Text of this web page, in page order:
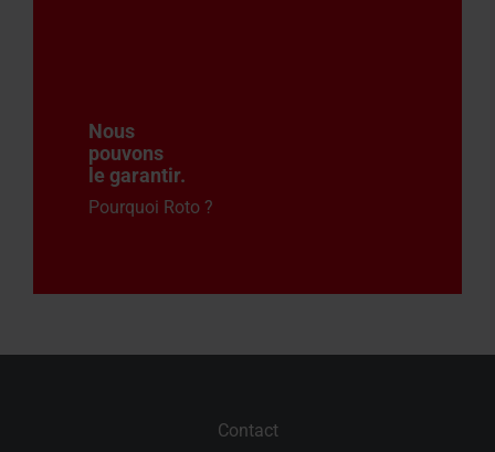
Nous
pouvons
le garantir.
Pourquoi Roto ?
Contact